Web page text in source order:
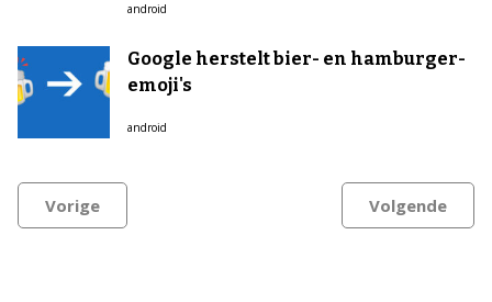
android
Google herstelt bier- en hamburger-
emoji's
android
Vorige Volgende